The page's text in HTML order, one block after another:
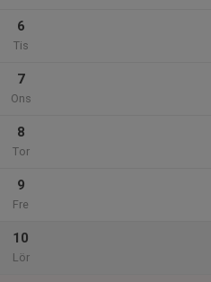
6
Tis
7
Ons
8
Tor
9
Fre
10
Lör